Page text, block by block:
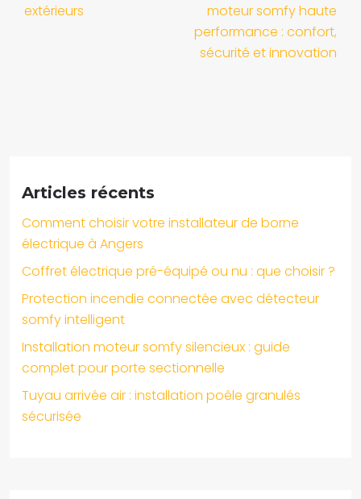
extérieurs
moteur somfy haute
performance : confort,
sécurité et innovation
Articles récents
Comment choisir votre installateur de borne
électrique à Angers
Coffret électrique pré-équipé ou nu : que choisir ?
Protection incendie connectée avec détecteur
somfy intelligent
Installation moteur somfy silencieux : guide
complet pour porte sectionnelle
Tuyau arrivée air : installation poêle granulés
sécurisée